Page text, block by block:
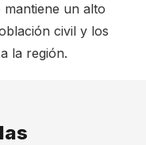
un alto
civil y los
la región.